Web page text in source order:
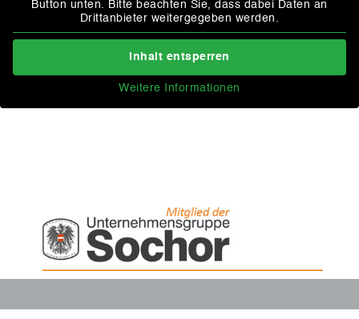
Button unten. Bitte beachten Sie, dass dabei Daten an
Drittanbieter weitergegeben werden.
Inhalt entsperren
Weitere Informationen